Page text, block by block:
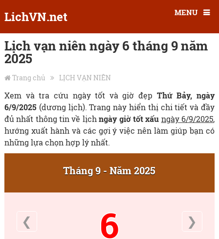
LichVN.net MENU
Lịch vạn niên ngày 6 tháng 9 năm
2025
Trang chủ LỊCH VẠN NIÊN
Xem và tra cứu ngày tốt và giờ đẹp Thứ Bảy, ngày
6/9/2025 (dương lịch). Trang này hiển thị chi tiết và đầy
đủ nhất thông tin về lịchngày giờ tốt xấu ngày 6/9/2025,
hướng xuất hành và các gợi ý việc nên làm giúp bạn có
những lựa chọn hợp lý nhất.
Tháng 9 - Năm 2025
❮ 6 ❯